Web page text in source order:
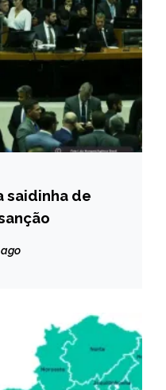
saidinha de